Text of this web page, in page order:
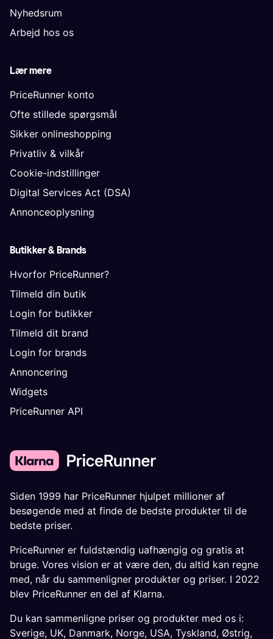
Nyhedsrum
Arbejd hos os
Lær mere
PriceRunner konto
Ofte stillede spørgsmål
Sikker onlineshopping
Privatliv & vilkår
Cookie-indstillinger
Digital Services Act (DSA)
Annonceoplysning
Butikker & Brands
Hvorfor PriceRunner?
Tilmeld din butik
Login for butikker
Tilmeld dit brand
Login for brands
Annoncering
Widgets
PriceRunner API
Siden 1999 har PriceRunner hjulpet millioner af
besøgende med at finde de bedste produkter til de
bedste priser.
PriceRunner er fuldstændig uafhængig og gratis at
bruge. Vores vision er at være den, du altid kan regne
med, når du sammenligner produkter og priser. I 2022
blev PriceRunner en del af Klarna.
Du kan sammenligne priser og produkter med os i:
Sverige, UK, Danmark, Norge, USA, Tyskland, Østrig,